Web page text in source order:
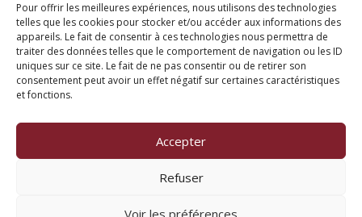
Pour offrir les meilleures expériences, nous utilisons des technologies
telles que les cookies pour stocker et/ou accéder aux informations des
appareils. Le fait de consentir à ces technologies nous permettra de
traiter des données telles que le comportement de navigation ou les ID
uniques sur ce site. Le fait de ne pas consentir ou de retirer son
consentement peut avoir un effet négatif sur certaines caractéristiques
et fonctions.
Accepter
Refuser
Voir les préférences
© Titien 2025
Contactez-nous